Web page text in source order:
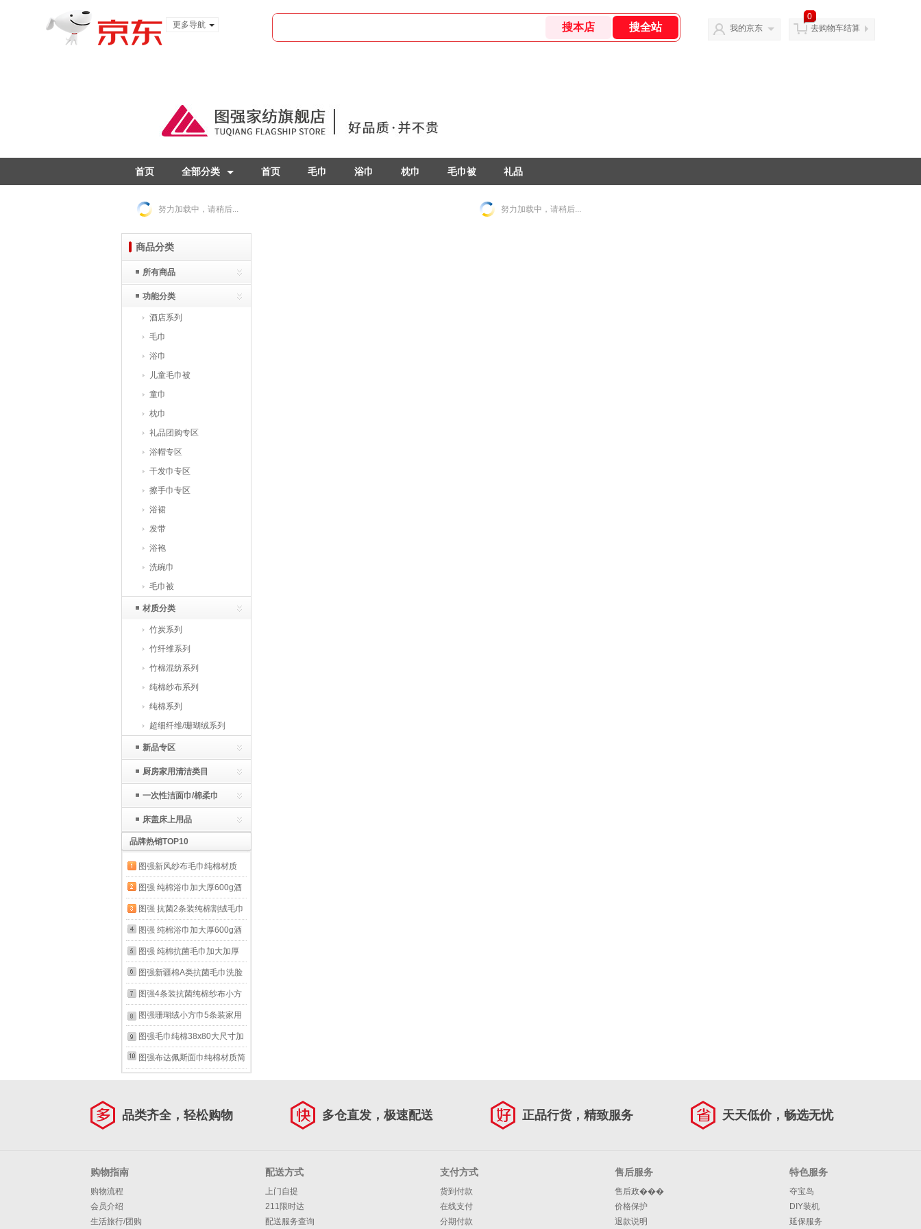
更多导航
我的京东
0
去购物车结算
首页 全部分类 首页 毛巾 浴巾 枕巾 毛巾被 礼品
努力加载中，请稍后...
商品分类
所有商品
功能分类
酒店系列
毛巾
浴巾
儿童毛巾被
童巾
枕巾
礼品团购专区
浴帽专区
干发巾专区
擦手巾专区
浴裙
发带
浴袍
洗碗巾
毛巾被
材质分类
竹炭系列
竹纤维系列
竹棉混纺系列
纯棉纱布系列
纯棉系列
超细纤维/珊瑚绒系列
新品专区
厨房家用清洁类目
一次性洁面巾/棉柔巾
床盖床上用品
品牌热销TOP10
图强新风纱布毛巾纯棉材质
AB面设计简约格子款男女通
用5A抗菌居家必备 粉色+灰色
2条
图强 纯棉浴巾加大厚600g酒
店宾馆白毛巾家用男女洗澡白
浴巾订制logo 缎档浴巾白色
70*140cm 600g
图强 抗菌2条装纯棉割绒毛巾
成人情侣男女日韩式加厚柔软
吸水洗脸面巾 蓝+咖 2条
图强 纯棉浴巾加大厚600g酒
店宾馆白毛巾家用男女洗澡白
浴巾订制logo 白色浴巾
70*142cm 600g 600g
图强 纯棉抗菌毛巾加大加厚
150g吸水白毛巾酒店宾馆洗
脸洗澡订制logo 白色单条
（34*75cm 150g） 1条
图强新疆棉A类抗菌毛巾洗脸
家用纯全棉柔软速干吸水不掉
毛男女大面巾 蓝色 100g
图强4条装抗菌纯棉纱布小方
巾儿童成人柔软口水巾薄手帕
洗脸小毛巾 方巾蓝色4条装
30g
图强珊瑚绒小方巾5条装家用
成人男女柔软吸水洗脸擦手小
毛巾 混色5条装
图强毛巾纯棉38x80大尺寸加
大加厚家用洗脸柔软吸水不易
图强布达佩斯面巾纯棉材质简
努力加载中，请稍后...
品类齐全，轻松购物 多仓直发，极速配送 正品行货，精致服务 天天低价，畅选无忧
购物指南
购物流程
会员介绍
生活旅行/团购
配送方式
上门自提
211限时达
配送服务查询
支付方式
货到付款
在线支付
分期付款
售后服务
售后政���
价格保护
退款说明
特色服务
夺宝岛
DIY装机
延保服务